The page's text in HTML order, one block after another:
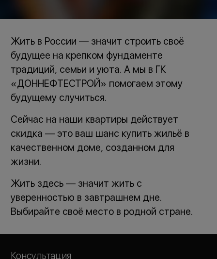
Жить в России — значит строить своё
будущее на крепком фундаменте
традиций, семьи и уюта. А мы в ГК
«ДОННЕФТЕСТРОЙ» помогаем этому
будущему случиться.
Сейчас на наши квартиры действует
скидка — это ваш шанс купить жильё в
качественном доме, созданном для
жизни.
Жить здесь — значит жить с
уверенностью в завтрашнем дне.
Выбирайте своё место в родной стране.
Консультация